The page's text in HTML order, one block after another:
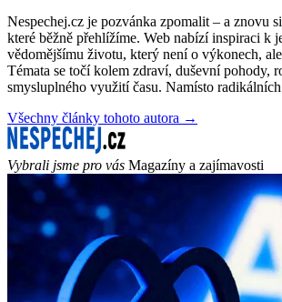
Nespechej.cz je pozvánka zpomalit – a znovu
které běžně přehlížíme. Web nabízí inspiraci k
vědomějšímu životu, který není o výkonech,
Témata se točí kolem zdraví, duševní pohody,
smysluplného využití času. Namísto
Všechny články tohoto autora →
Vybrali jsme pro vás Magazíny a zajímavosti